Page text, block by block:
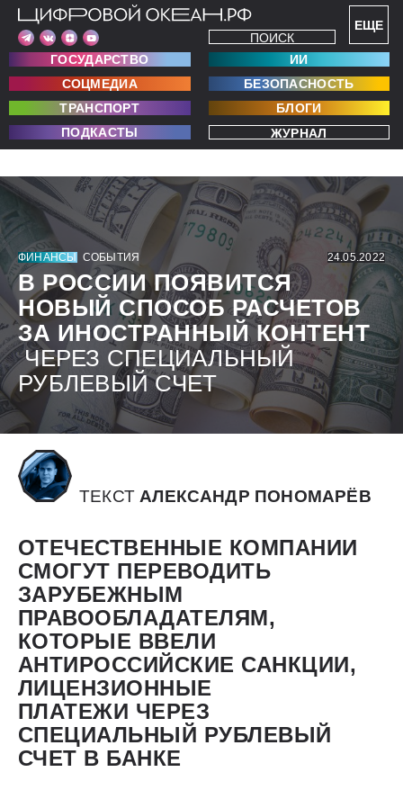
ЕЩЕ
ПОИСК
ГОСУДАРСТВО
ИИ
СОЦМЕДИА
БЕЗОПАСНОСТЬ
ТРАНСПОРТ
БЛОГИ
ПОДКАСТЫ
ЖУРНАЛ
ФИНАНСЫ СОБЫТИЯ 24.05.2022
В РОССИИ ПОЯВИТСЯ
НОВЫЙ СПОСОБ РАСЧЕТОВ
ЗА ИНОСТРАННЫЙ КОНТЕНТ
ЧЕРЕЗ СПЕЦИАЛЬНЫЙ
РУБЛЕВЫЙ СЧЕТ
ТЕКСТ АЛЕКСАНДР ПОНОМАРЁВ
ОТЕЧЕСТВЕННЫЕ КОМПАНИИ
СМОГУТ ПЕРЕВОДИТЬ
ЗАРУБЕЖНЫМ
ПРАВООБЛАДАТЕЛЯМ,
КОТОРЫЕ ВВЕЛИ
АНТИРОССИЙСКИЕ САНКЦИИ,
ЛИЦЕНЗИОННЫЕ
ПЛАТЕЖИ ЧЕРЕЗ
СПЕЦИАЛЬНЫЙ РУБЛЕВЫЙ
СЧЕТ В БАНКЕ